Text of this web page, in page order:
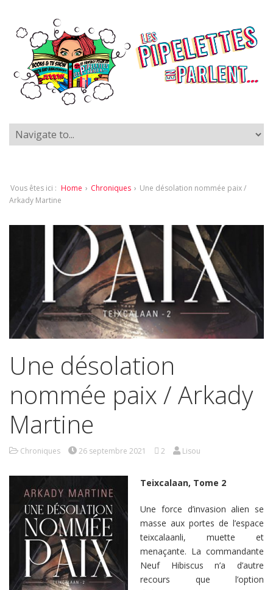
Vous êtes ici : Home › Chroniques › Une désolation nommée paix /
Arkady Martine
Une désolation
nommée paix / Arkady
Martine
Chroniques 26 septembre 2021 2 Lisou
Teixcalaan, Tome 2
Une force d’invasion alien se
masse aux portes de l’espace
teixcalaanli, muette et
menaçante. La commandante
Neuf Hibiscus n’a d’autre
recours que l’option